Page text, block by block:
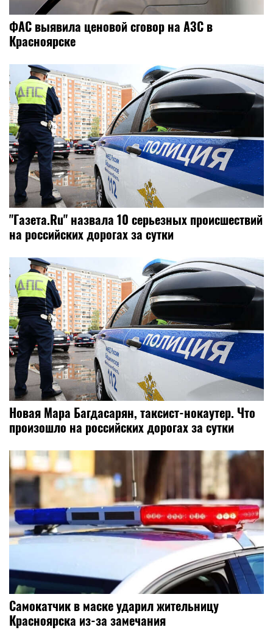
ФАС выявила ценовой сговор на АЗС в
Красноярске
"Газета.Ru" назвала 10 серьезных происшествий
на российских дорогах за сутки
Новая Мара Багдасарян, таксист-нокаутер. Что
произошло на российских дорогах за сутки
Самокатчик в маске ударил жительницу
Красноярска из-за замечания